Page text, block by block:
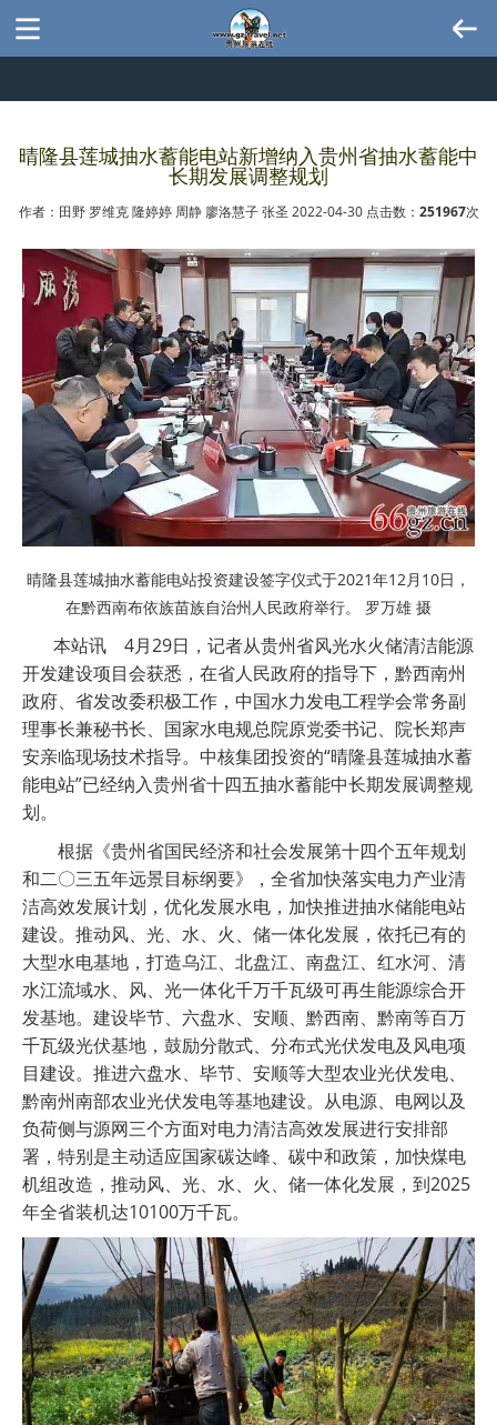
晴隆县莲城抽水蓄能电站新增纳入贵州省抽水蓄能中
长期发展调整规划
作者：田野 罗维克 隆婷婷 周静 廖洛慧子 张圣 2022-04-30 点击数： 251967次
晴隆县莲城抽水蓄能电站投资建设签字仪式于2021年12月10日，
在黔西南布依族苗族自治州人民政府举行。 罗万雄 摄
本站讯 4月29日，记者从贵州省风光水火储清洁能源
开发建设项目会获悉，在省人民政府的指导下，黔西南州
政府、省发改委积极工作，中国水力发电工程学会常务副
理事长兼秘书长、国家水电规总院原党委书记、院长郑声
安亲临现场技术指导。中核集团投资的“晴隆县莲城抽水蓄
能电站”已经纳入贵州省十四五抽水蓄能中长期发展调整规
划。
根据《贵州省国民经济和社会发展第十四个五年规划
和二〇三五年远景目标纲要》，全省加快落实电力产业清
洁高效发展计划，优化发展水电，加快推进抽水储能电站
建设。推动风、光、水、火、储一体化发展，依托已有的
大型水电基地，打造乌江、北盘江、南盘江、红水河、清
水江流域水、风、光一体化千万千瓦级可再生能源综合开
发基地。建设毕节、六盘水、安顺、黔西南、黔南等百万
千瓦级光伏基地，鼓励分散式、分布式光伏发电及风电项
目建设。推进六盘水、毕节、安顺等大型农业光伏发电、
黔南州南部农业光伏发电等基地建设。从电源、电网以及
负荷侧与源网三个方面对电力清洁高效发展进行安排部
署，特别是主动适应国家碳达峰、碳中和政策，加快煤电
机组改造，推动风、光、水、火、储一体化发展，到2025
年全省装机达10100万千瓦。